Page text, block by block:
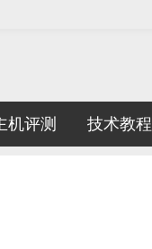
机评测 技术教程